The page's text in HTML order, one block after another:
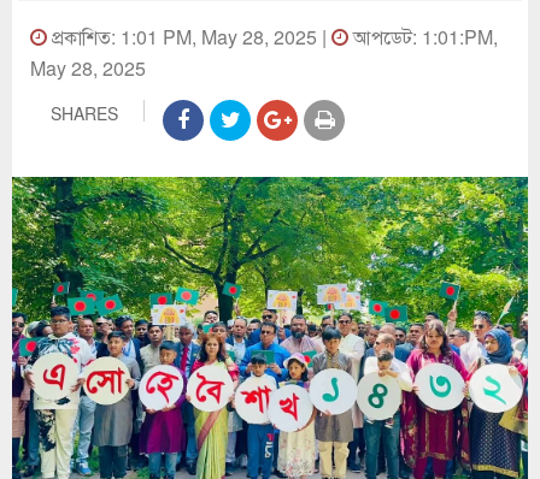
প্রকাশিত: 1:01 PM, May 28, 2025 |
আপডেট: 1:01:PM,
May 28, 2025
SHARES